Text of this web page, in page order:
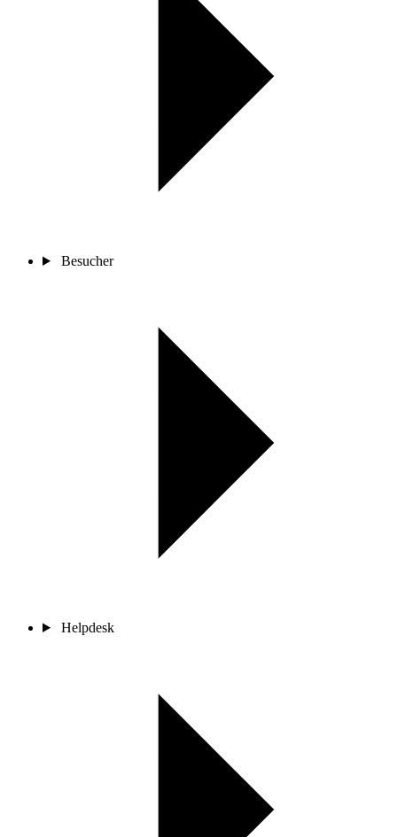
Besucher
Helpdesk